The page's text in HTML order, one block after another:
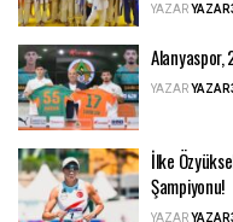
YAZAR
Alanyaspor,
YAZAR
İlke
Şampiyonu!